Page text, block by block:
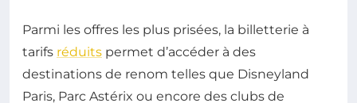
Parmi les offres les plus prisées, la billetterie à
tarifs réduits permet d’accéder à des
destinations de renom telles que Disneyland
Paris, Parc Astérix ou encore des clubs de